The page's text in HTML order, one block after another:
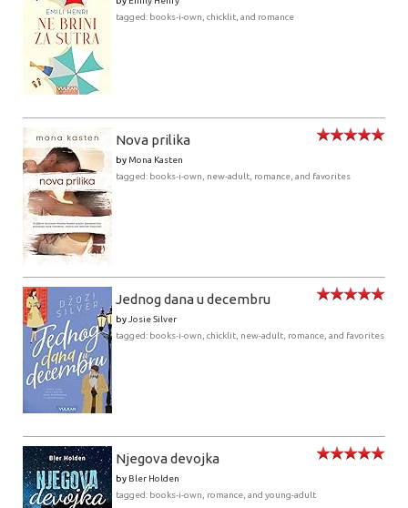
tagged: books-i-own, chicklit, and romance
Nova prilika
by Mona Kasten
tagged: books-i-own, new-adult, romance, and favorites
Jednog dana u decembru
by Josie Silver
tagged: books-i-own, chicklit, new-adult, romance, and favorites
Njegova devojka
by Bler Holden
tagged: books-i-own, romance, and young-adult